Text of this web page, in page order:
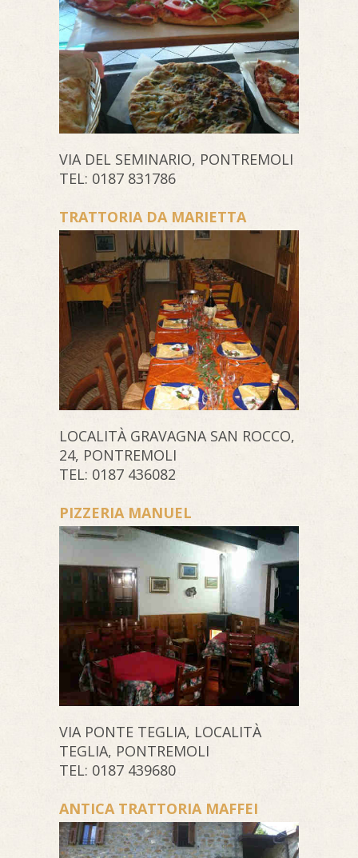
VIA DEL SEMINARIO, PONTREMOLI
TEL: 0187 831786
TRATTORIA DA MARIETTA
LOCALITÀ GRAVAGNA SAN ROCCO,
24, PONTREMOLI
TEL: 0187 436082
PIZZERIA MANUEL
VIA PONTE TEGLIA, LOCALITÀ
TEGLIA, PONTREMOLI
TEL: 0187 439680
ANTICA TRATTORIA MAFFEI